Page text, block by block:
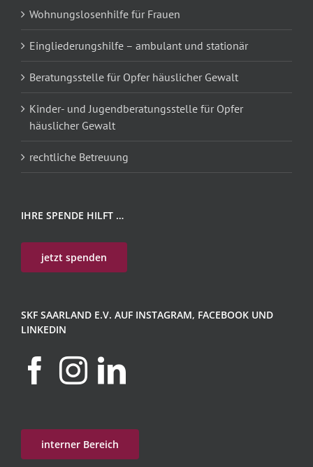
Wohnungslosenhilfe für Frauen
Eingliederungshilfe – ambulant und stationär
Beratungsstelle für Opfer häuslicher Gewalt
Kinder- und Jugendberatungsstelle für Opfer
häuslicher Gewalt
rechtliche Betreuung
IHRE SPENDE HILFT …
jetzt spenden
SKF SAARLAND E.V. AUF INSTAGRAM, FACEBOOK UND
LINKEDIN
interner Bereich